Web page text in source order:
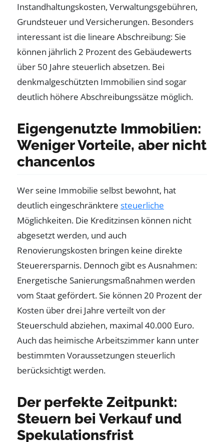
Instandhaltungskosten, Verwaltungsgebühren,
Grundsteuer und Versicherungen. Besonders
interessant ist die lineare Abschreibung: Sie
können jährlich 2 Prozent des Gebäudewerts
über 50 Jahre steuerlich absetzen. Bei
denkmalgeschützten Immobilien sind sogar
deutlich höhere Abschreibungssätze möglich.
Eigengenutzte Immobilien:
Weniger Vorteile, aber nicht
chancenlos
Wer seine Immobilie selbst bewohnt, hat
deutlich eingeschränktere steuerliche
Möglichkeiten. Die Kreditzinsen können nicht
abgesetzt werden, und auch
Renovierungskosten bringen keine direkte
Steuerersparnis. Dennoch gibt es Ausnahmen:
Energetische Sanierungsmaßnahmen werden
vom Staat gefördert. Sie können 20 Prozent der
Kosten über drei Jahre verteilt von der
Steuerschuld abziehen, maximal 40.000 Euro.
Auch das heimische Arbeitszimmer kann unter
bestimmten Voraussetzungen steuerlich
berücksichtigt werden.
Der perfekte Zeitpunkt:
Steuern bei Verkauf und
Spekulationsfrist